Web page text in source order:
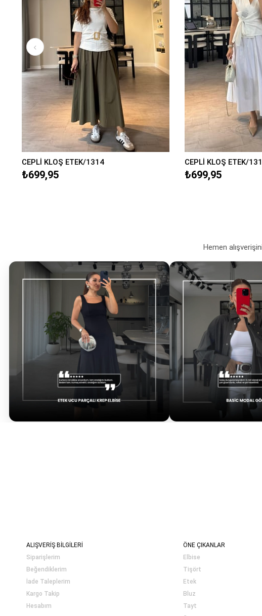
CEPLİ KLOŞ ETEK/1314
₺699,95
CEPLİ KLOŞ ETEK/
₺699,95
Hemen
ALIŞVERİŞ BİLGİLERİ
Siparişlerim
Beğendiklerim
İade Taleplerim
Kargo Takip
Hesabım
ÖNE ÇIKANLAR
Elbise
Tişört
Etek
Bluz
Tayt